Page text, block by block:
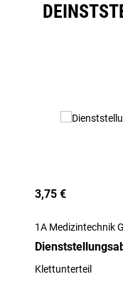
3,75 €
1A Medizintechnik
Klettunterteil